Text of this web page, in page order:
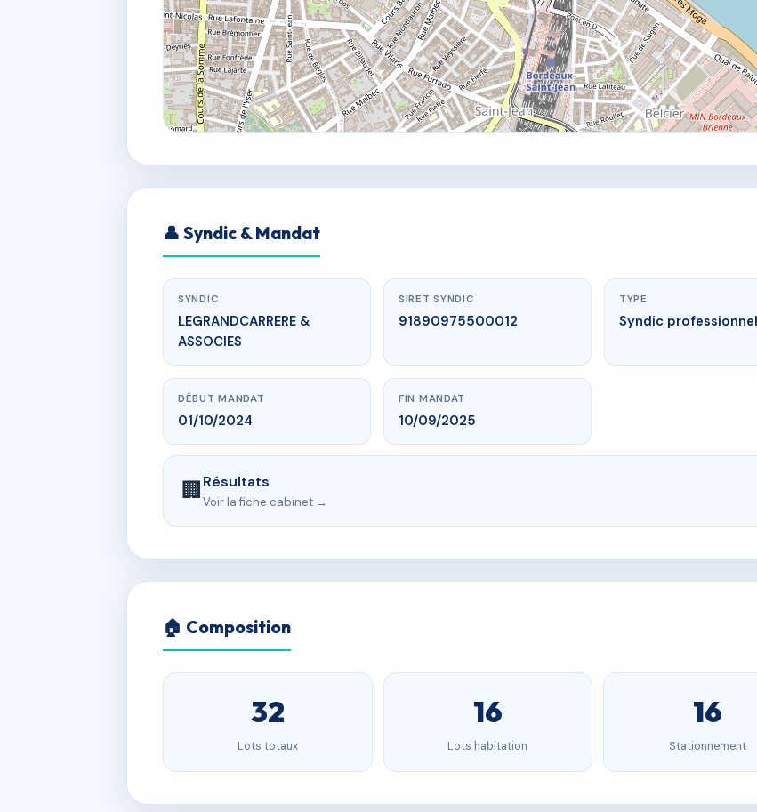
👤 Syndic & Mandat
SYNDIC
LEGRANDCARRERE &
ASSOCIES
SIRET SYNDIC
91890975500012
TYPE
Syndic professionnel
DÉBUT MANDAT
01/10/2024
FIN MANDAT
10/09/2025
🏢Résultats
Voir la fiche cabinet →
🏠 Composition
32
Lots totaux
16
Lots habitation
16
Stationnement